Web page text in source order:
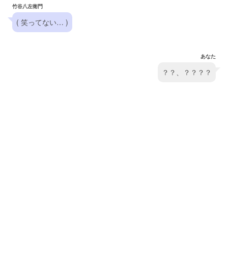
竹谷八左衛門
( 笑ってない… )
あなた
？？、？？？？